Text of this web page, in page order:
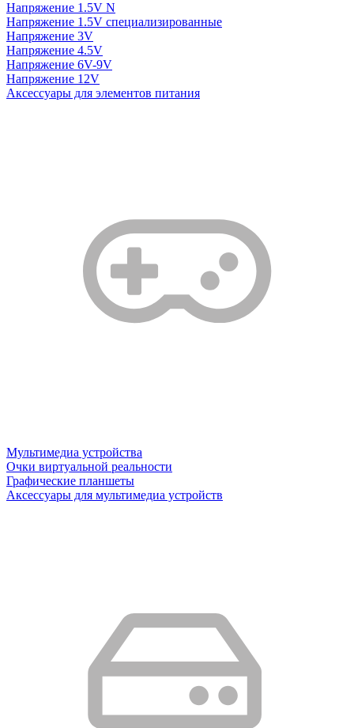
Напряжение 1.5V N
Напряжение 1.5V специализированные
Напряжение 3V
Напряжение 4.5V
Напряжение 6V-9V
Напряжение 12V
Аксессуары для элементов питания
Мультимедиа устройства
Очки виртуальной реальности
Графические планшеты
Аксессуары для мультимедиа устройств